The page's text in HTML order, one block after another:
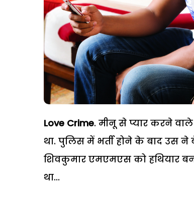
Love Crime. मीनू से प्यार करने
था. पुलिस में भर्ती होने के बाद उस
शिवकुमार एमएमएस को हथियार
था...